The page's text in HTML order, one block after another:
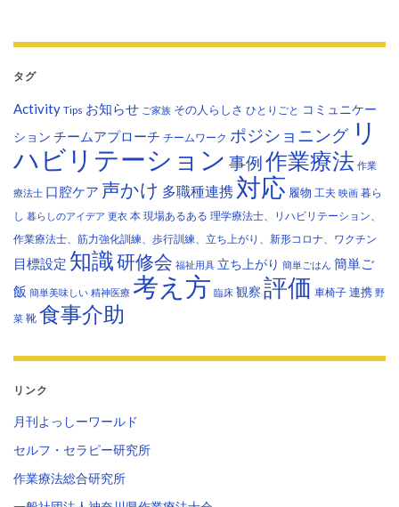
タグ
Activity Tips お知らせ ご家族 その人らしさ ひとりごと コミュニケー
ション チームアプローチ チームワーク ポジショニング リ
ハビリテーション 事例作業療法 作業
療法士 口腔ケア 声かけ 多職種連携 対応 履物 工夫 映画 暮ら
し 暮らしのアイデア 更衣 本 現場あるある 理学療法士、リハビリテーション、
作業療法士、筋力強化訓練、歩行訓練、立ち上がり、新形コロナ、ワクチン
目標設定 知識研修会 福祉用具 立ち上がり 簡単ごはん 簡単ご
飯 簡単美味しい 精神医療 考え方 臨床 観察 評価 車椅子 連携 野
菜 靴 食事介助
リンク
月刊よっしーワールド
セルフ・セラピー研究所
作業療法総合研究所